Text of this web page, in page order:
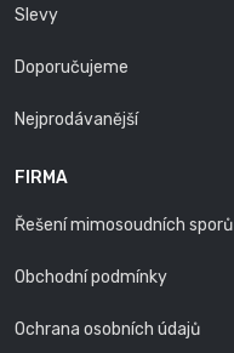
Slevy
Doporučujeme
Nejprodávanější
FIRMA
Řešení mimosoudních sporů
Obchodní podmínky
Ochrana osobních údajů